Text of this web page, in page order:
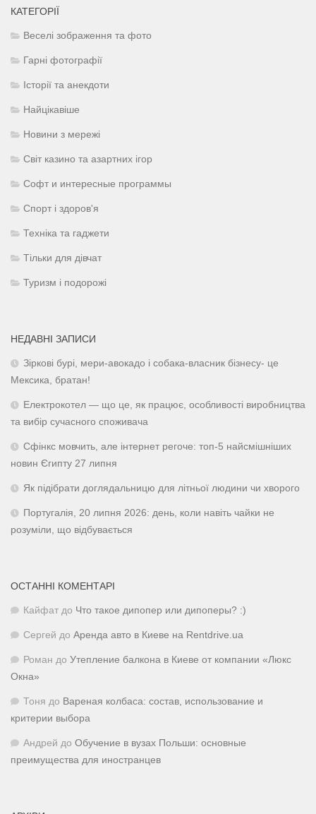
КАТЕГОРІЇ
Веселі зображення та фото
Гарні фотографії
Історії та анекдоти
Найцікавіше
Новини з мережі
Світ казино та азартних ігор
Софт и интересные программы
Спорт і здоров'я
Техніка та гаджети
Тільки для дівчат
Туризм і подорожі
НЕДАВНІ ЗАПИСИ
Зіркові бурі, мери-авокадо і собака-власник бізнесу- це
Мексика, братан!
Електрокотел — що це, як працює, особливості виробництва
та вибір сучасного споживача
Сфінкс мовчить, але інтернет регоче: топ-5 найсмішніших
новин Єгипту 27 липня
Як підібрати доглядальницю для літньої людини чи хворого
Португалія, 20 липня 2026: день, коли навіть чайки не
розуміли, що відбувається
ОСТАННІ КОМЕНТАРІ
Кайфат до Что такое дипопер или дипоперы? :)
Сергей до Аренда авто в Киеве на Rentdrive.ua
Роман до Утепление балкона в Киеве от компании «Люкс
Окна»
Тоня до Вареная колбаса: состав, использование и
критерии выбора
Андрей до Обучение в вузах Польши: основные
преимущества для иностранцев